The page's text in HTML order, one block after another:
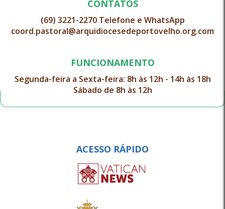
CONTATOS
(69) 3221-2270 Telefone e WhatsApp
coord.pastoral@arquidiocesedeportovelho.org.com
FUNCIONAMENTO
Segunda-feira a Sexta-feira: 8h às 12h - 14h às 18h
Sábado de 8h às 12h
ACESSO RÁPIDO